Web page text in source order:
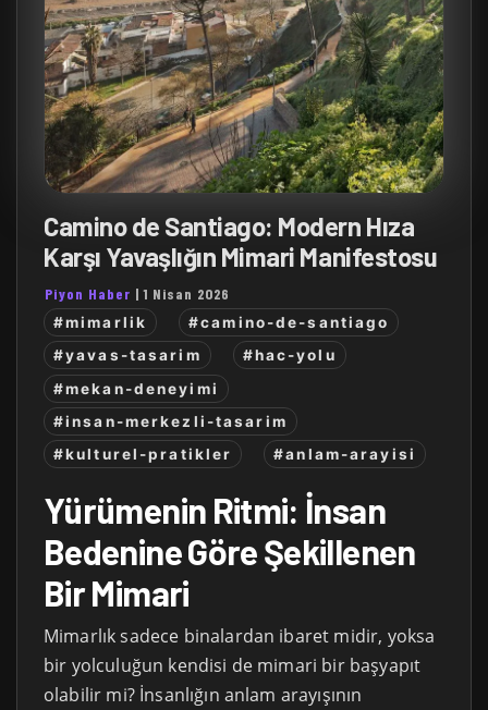
Camino de Santiago: Modern Hıza
Karşı Yavaşlığın Mimari Manifestosu
Piyon Haber |1 Nisan 2026
#mimarlik
#camino-de-santiago
#yavas-tasarim
#hac-yolu
#mekan-deneyimi
#insan-merkezli-tasarim
#kulturel-pratikler
#anlam-arayisi
Yürümenin Ritmi: İnsan
Bedenine Göre Şekillenen
Bir Mimari
Mimarlık sadece binalardan ibaret midir, yoksa
bir yolculuğun kendisi de mimari bir başyapıt
olabilir mi? İnsanlığın anlam arayışının